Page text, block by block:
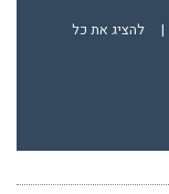
|
להציג את כל